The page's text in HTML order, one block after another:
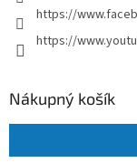
https://
https://
Nákupný košík